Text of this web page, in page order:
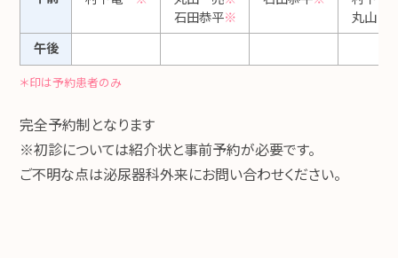
石田恭平※
丸山
午後
＊印は予約患者のみ
完全予約制となります
※初診については紹介状と事前予約が必要です。
ご不明な点は泌尿器科外来にお問い合わせください。